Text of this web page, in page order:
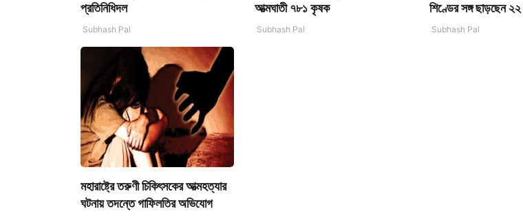
প্রতিনিধিদল
Subhash Pal
আত্মঘাতী ৭৮১ কৃষক
Subhash Pal
শিণ্ডের সঙ্গ ছাড়ছেন ২২
Subhash Pal
মহারাষ্ট্রে তরুণী চিকিৎসকের আত্মহত্যার
ঘটনায় তদন্তে গাফিলতির অভিযোগ